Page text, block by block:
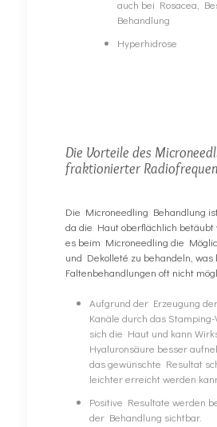
auch bei Rosacea,
Behandlung
Hyperhidrose
Die Vorteile des
fraktionierter
Die Microneedling Behandlung
da die Haut oberflächlich betäubt
es beim Microneedling die
und Dekolleté zu behandeln, was
Faltenbehandlungen oft nicht
Aufgrund der Erzeugung
Kanäle durch das
sich die Haut und kann
Hyaluronsäure besser
das gewünschte Resultat
leichter erreicht werden
Positive Resultate werden
der Behandlung sichtbar.